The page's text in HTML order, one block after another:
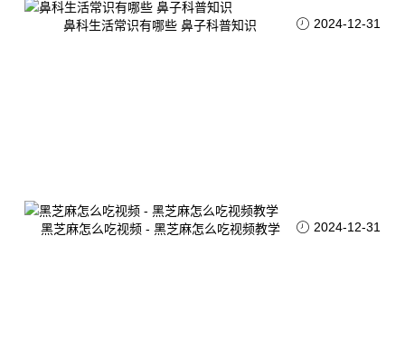
鼻科生活常识有哪些 鼻子科普知识 2024-12-31
黑芝麻怎么吃视频 - 黑芝麻怎么吃视频教学 2024-12-31